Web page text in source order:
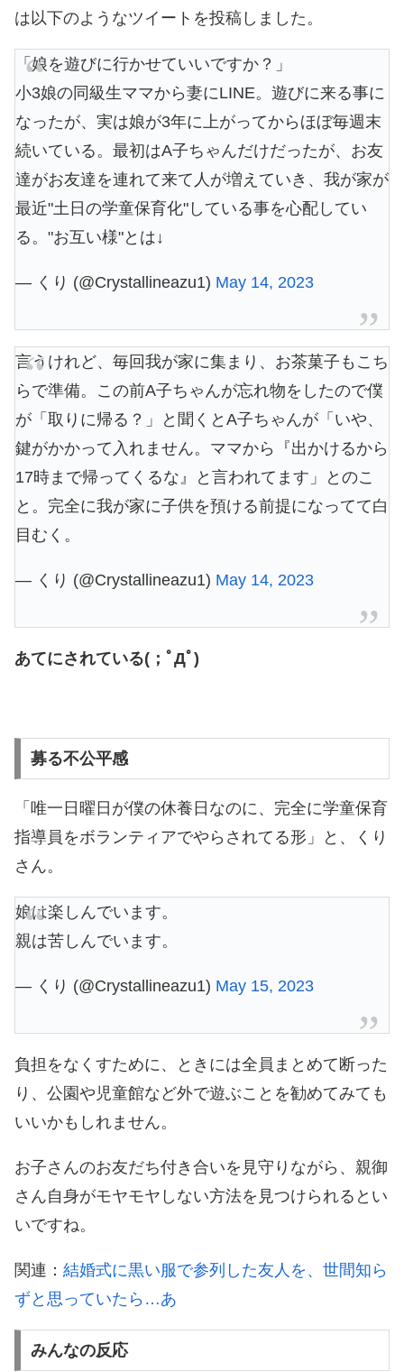
は以下のようなツイートを投稿しました。
「娘を遊びに行かせていいですか？」
小3娘の同級生ママから妻にLINE。遊びに来る事に
なったが、実は娘が3年に上がってからほぼ毎週末
続いている。最初はA子ちゃんだけだったが、お友
達がお友達を連れて来て人が増えていき、我が家が
最近"土日の学童保育化"している事を心配してい
る。"お互い様"とは↓
— くり (@Crystallineazu1) May 14, 2023
言うけれど、毎回我が家に集まり、お茶菓子もこち
らで準備。この前A子ちゃんが忘れ物をしたので僕
が「取りに帰る？」と聞くとA子ちゃんが「いや、
鍵がかかって入れません。ママから『出かけるから
17時まで帰ってくるな』と言われてます」とのこ
と。完全に我が家に子供を預ける前提になってて白
目むく。
— くり (@Crystallineazu1) May 14, 2023
あてにされている(；ﾟДﾟ)
募る不公平感
「唯一日曜日が僕の休養日なのに、完全に学童保育
指導員をボランティアでやらされてる形」と、くり
さん。
娘は楽しんでいます。
親は苦しんでいます。
— くり (@Crystallineazu1) May 15, 2023
負担をなくすために、ときには全員まとめて断った
り、公園や児童館など外で遊ぶことを勧めてみても
いいかもしれません。
お子さんのお友だち付き合いを見守りながら、親御
さん自身がモヤモヤしない方法を見つけられるとい
いですね。
関連： 結婚式に黒い服で参列した友人を、世間知ら
ずと思っていたら…あ
みんなの反応